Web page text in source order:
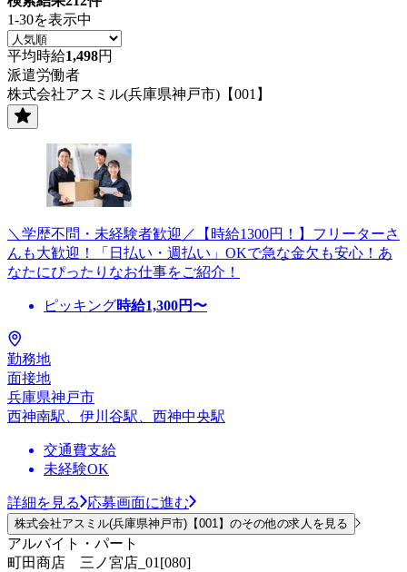
1-30を表示中
平均時給1,498円
派遣労働者
株式会社アスミル(兵庫県神戸市)【001】
＼学歴不問・未経験者歓迎／【時給1300円！】フリーターさ
んも大歓迎！「日払い・週払い」OKで急な金欠も安心！あ
なたにぴったりなお仕事をご紹介！
ピッキング時給1,300円〜
勤務地
面接地
兵庫県神戸市
西神南駅、伊川谷駅、西神中央駅
交通費支給
未経験OK
詳細を見る 応募画面に進む
株式会社アスミル(兵庫県神戸市)【001】のその他の求人を見る
アルバイト・パート
町田商店 三ノ宮店_01[080]